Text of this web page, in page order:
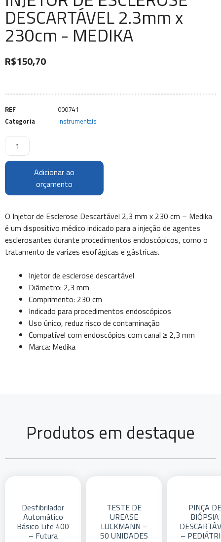
DESCARTÁVEL 2.3mm x
230cm - MEDIKA
R$150,70
REF
000741
Categoria
Instrumentais
Adicionar ao
orçamento
O Injetor de Esclerose Descartável 2,3 mm x 230 cm – Medika
é um dispositivo médico indicado para a injeção de agentes
esclerosantes durante procedimentos endoscópicos, como o
tratamento de varizes esofágicas e gástricas.
Injetor de esclerose descartável
Diâmetro: 2,3 mm
Comprimento: 230 cm
Indicado para procedimentos endoscópicos
Uso único, reduz risco de contaminação
Compatível com endoscópios com canal ≥ 2,3 mm
Marca: Medika
Produtos em destaque
Desfibrilador
Automático
Básico Life 400
– Futura
TESTE DE
UREASE
LUCKMANN –
50 UNIDADES
PINÇA DE
BIÓPSIA
–